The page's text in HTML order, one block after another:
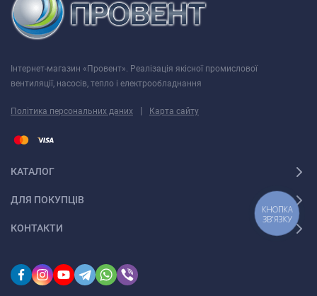
Інтернет-магазин «Провент». Реалізація якісної промислової
вентиляції, насосів, тепло і електрообладнання
Політика персональних даних | Карта сайту
КАТАЛОГ
ДЛЯ ПОКУПЦІВ
КОНТАКТИ
КНОПКА
ЗВ'ЯЗКУ